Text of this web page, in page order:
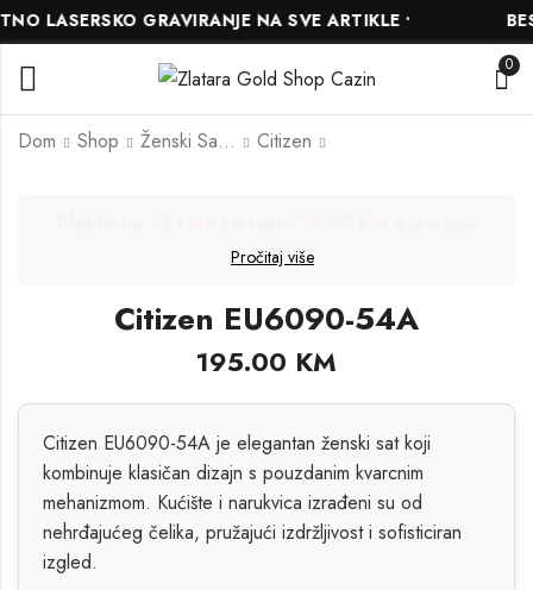
LASERSKO GRAVIRANJE NA SVE ARTIKLE •
0
Dom Shop Ženski Satovi Citizen
Pročitaj više
Citizen EU6090-54A
195.00 KM
Citizen EU6090-54A je elegantan ženski sat koji
kombinuje klasičan dizajn s pouzdanim kvarcnim
mehanizmom. Kućište i narukvica izrađeni su od
nehrđajućeg čelika, pružajući izdržljivost i sofisticiran
izgled.